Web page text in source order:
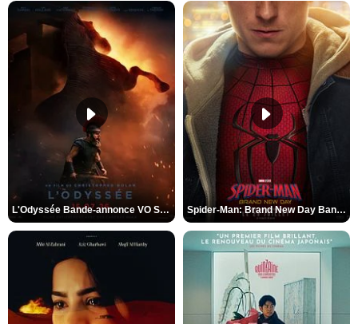
L'Odyssée Bande-annonce VO STFR Spider-Man: Brand New Day Bande-annonce VO STFR